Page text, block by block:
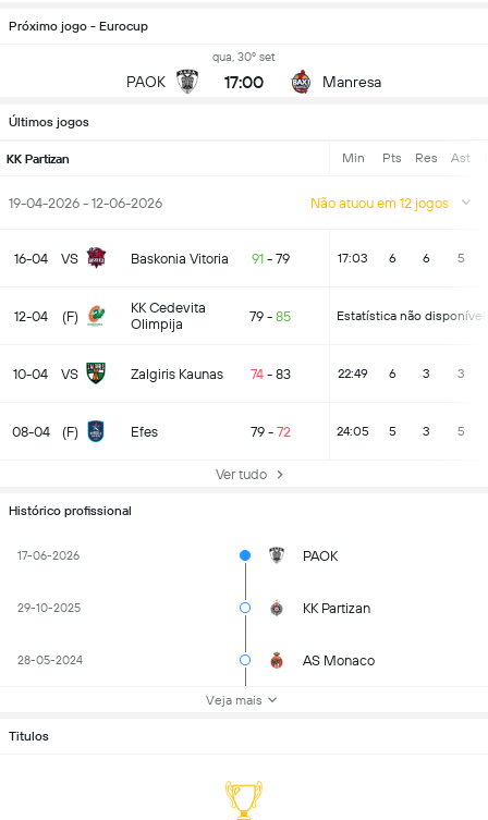
Próximo jogo - Eurocup
PAOK
qua, 30º set
17:00 Manresa
Últimos jogos
KK Partizan Min Pts Res Ast
19-04-2026 - 12-06-2026 Não atuou em 12 jogos
16-04 VS Baskonia Vitoria 91- 79 17:03 6 6 5
12-04 (F)
KK Cedevita
Olimpija
79 - 85 Estatística não disponível
10-04 VS Zalgiris Kaunas 74- 83 22:49 6 3 3
08-04 (F) Efes 79- 72 24:05 5 3 5
Ver tudo
Histórico profissional
17-06-2026 PAOK
29-10-2025 KK Partizan
28-05-2024 AS Monaco
Veja mais
Titulos